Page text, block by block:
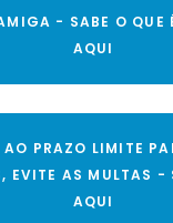
- SABE O QUE
AQUI
PRAZO LIMITE
EVITE AS MULTAS -
AQUI